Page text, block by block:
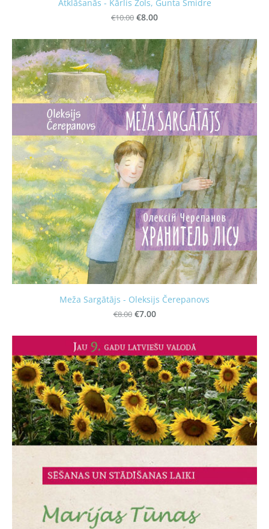
Atklāšanās - Kārlis Žols, Gunta Šmidre
€10.00 €8.00
Meža Sargātājs - Oleksijs Čerepanovs
€8.00 €7.00